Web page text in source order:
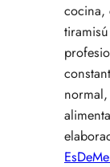
cocina,